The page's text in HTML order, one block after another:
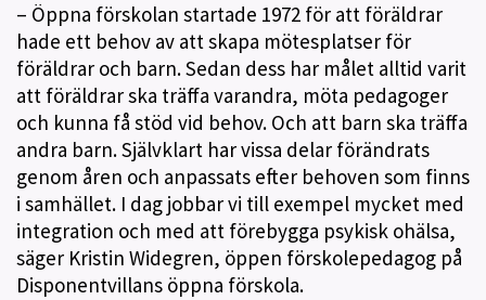
– Öppna förskolan startade 1972 för att föräldrar
hade ett behov av att skapa mötesplatser för
föräldrar och barn. Sedan dess har målet alltid varit
att föräldrar ska träffa varandra, möta pedagoger
och kunna få stöd vid behov. Och att barn ska träffa
andra barn. Självklart har vissa delar förändrats
genom åren och anpassats efter behoven som finns
i samhället. I dag jobbar vi till exempel mycket med
integration och med att förebygga psykisk ohälsa,
säger Kristin Widegren, öppen förskolepedagog på
Disponentvillans öppna förskola.